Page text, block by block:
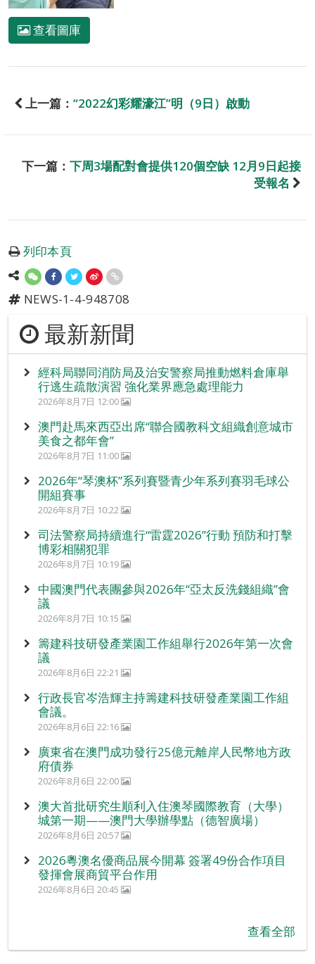
查看圖庫
上一篇： “2022幻彩耀濠江”明（9日）啟動
下一篇： 下周3場配對會提供120個空缺 12月9日起接
受報名
列印本頁
NEWS-1-4-948708
最新新聞
經科局聯同消防局及治安警察局推動燃料倉庫舉
行逃生疏散演習 強化業界應急處理能力
2026年8月7日 12:00
澳門赴馬來西亞出席“聯合國教科文組織創意城市
美食之都年會”
2026年8月7日 11:00
2026年“琴澳杯”系列賽暨青少年系列賽羽毛球公
開組賽事
2026年8月7日 10:22
司法警察局持續進行“雷霆2026”行動 預防和打擊
博彩相關犯罪
2026年8月7日 10:19
中國澳門代表團參與2026年“亞太反洗錢組織”會
議
2026年8月7日 10:15
籌建科技研發產業園工作組舉行2026年第一次會
議
2026年8月6日 22:21
行政長官岑浩輝主持籌建科技研發產業園工作組
會議。
2026年8月6日 22:16
廣東省在澳門成功發行25億元離岸人民幣地方政
府債券
2026年8月6日 22:00
澳大首批研究生順利入住澳琴國際教育（大學）
城第一期——澳門大學辦學點（德智廣場）
2026年8月6日 20:57
2026粵澳名優商品展今開幕 簽署49份合作項目
發揮會展商貿平台作用
2026年8月6日 20:45
查看全部